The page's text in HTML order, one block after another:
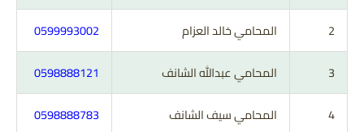
2
المحامي خالد العزام
0599993002
3
المحامي عبدالله الشانف
0598888121
4
المحامي سيف الشانف 0598888783